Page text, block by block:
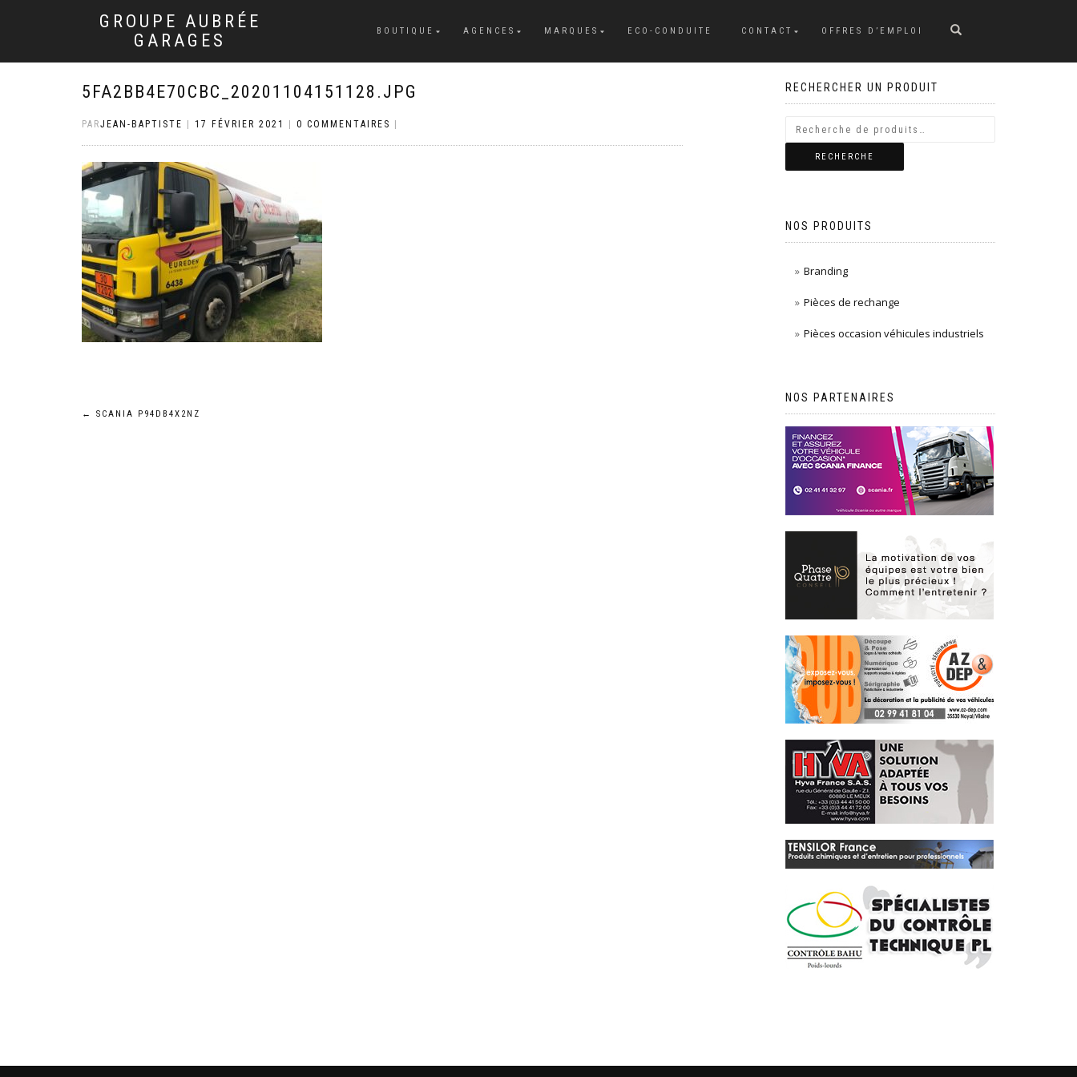
GROUPE AUBRÉE
GARAGES
BOUTIQUE AGENCES MARQUES ECO-CONDUITE CONTACT OFFRES D’EMPLOI
5FA2BB4E70CBC_20201104151128.JPG
PARJEAN-BAPTISTE 17 FÉVRIER 2021 0 COMMENTAIRES
Navigation
← SCANIA P94DB4X2NZ
RECHERCHER UN PRODUIT
RECHERCHE
NOS PRODUITS
Branding
Pièces de rechange
Pièces occasion véhicules industriels
NOS PARTENAIRES